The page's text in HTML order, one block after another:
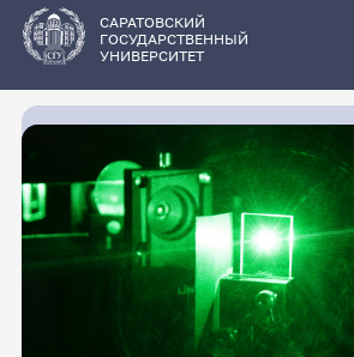
основному
содержанию
САРАТОВСКИЙ
ГОСУДАРСТВЕННЫЙ
УНИВЕРСИТЕТ